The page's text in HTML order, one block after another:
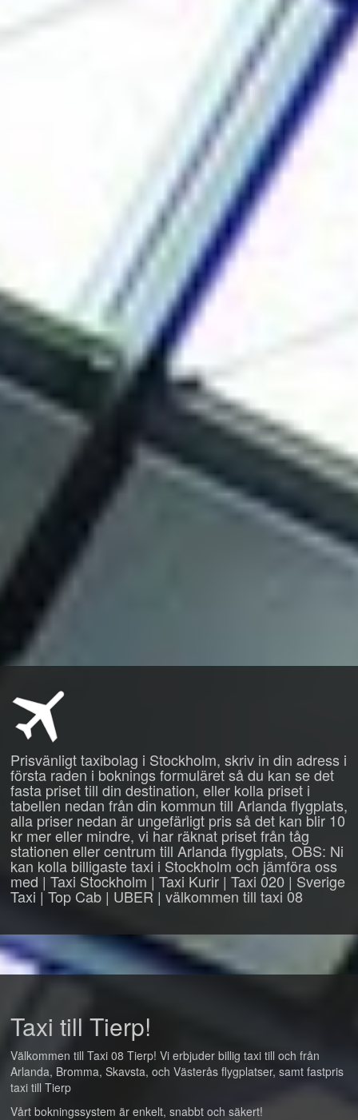
Prisvänligt taxibolag i Stockholm, skriv in din adress i
första raden i boknings formuläret så du kan se det
fasta priset till din destination, eller kolla priset i
tabellen nedan från din kommun till Arlanda flygplats,
alla priser nedan är ungefärligt pris så det kan blir 10
kr mer eller mindre, vi har räknat priset från tåg
stationen eller centrum till Arlanda flygplats, OBS: Ni
kan kolla billigaste taxi i Stockholm och jämföra oss
med | Taxi Stockholm | Taxi Kurir | Taxi 020 | Sverige
Taxi | Top Cab | UBER | välkommen till taxi 08
Taxi till Tierp!
Välkommen till Taxi 08 Tierp! Vi erbjuder billig taxi till och från
Arlanda, Bromma, Skavsta, och Västerås flygplatser, samt fastpris
taxi till Tierp
Vårt bokningssystem är enkelt, snabbt och säkert!